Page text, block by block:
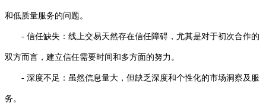
和低质量服务的问题。
- 信任缺失：线上交易天然存在信任障碍，尤其是对于初次合作的
双方而言，建立信任需要时间和多方面的努力。
- 深度不足：虽然信息量大，但缺乏深度和个性化的市场洞察及服
务。